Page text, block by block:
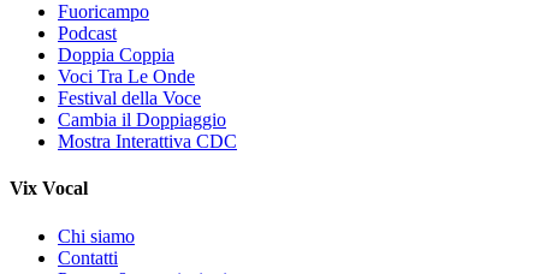
Fuoricampo
Podcast
Doppia Coppia
Voci Tra Le Onde
Festival della Voce
Cambia il Doppiaggio
Mostra Interattiva CDC
Vix Vocal
Chi siamo
Contatti